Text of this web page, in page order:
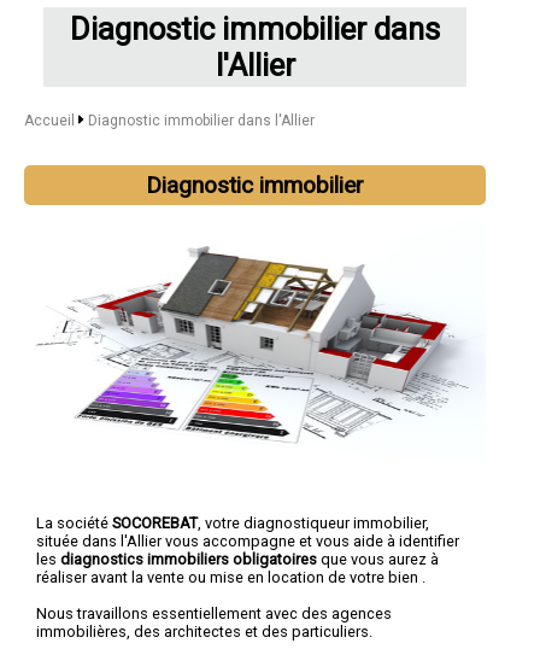
Diagnostic immobilier dans
l'Allier
Accueil Diagnostic immobilier dans l'Allier
Diagnostic immobilier
La société SOCOREBAT, votre diagnostiqueur immobilier,
située dans l'Allier vous accompagne et vous aide à identifier
les diagnostics immobiliers obligatoires que vous aurez à
réaliser avant la vente ou mise en location de votre bien .
Nous travaillons essentiellement avec des agences
immobilières, des architectes et des particuliers.